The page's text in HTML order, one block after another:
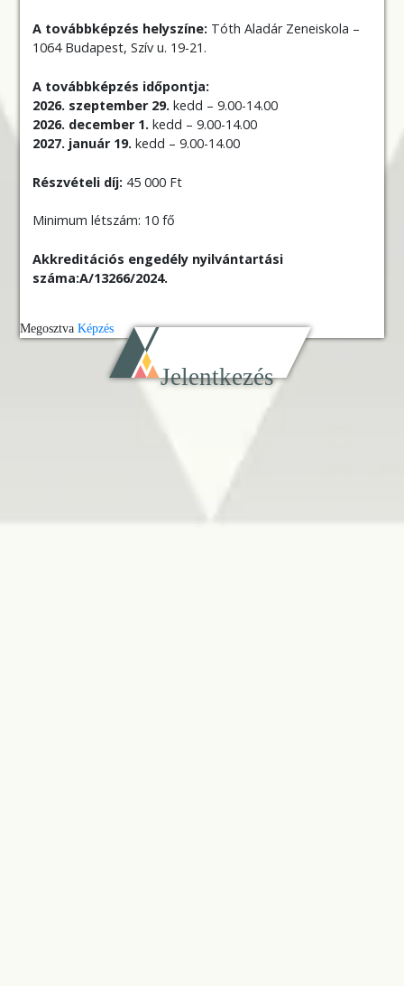
A továbbképzés helyszíne: Tóth Aladár Zeneiskola –
1064 Budapest, Szív u. 19-21.
A továbbképzés időpontja:
2026. szeptember 29. kedd – 9.00-14.00
2026. december 1. kedd – 9.00-14.00
2027. január 19. kedd – 9.00-14.00
Részvételi díj: 45 000 Ft
Minimum létszám: 10 fő
Akkreditációs engedély nyilvántartási
száma:A/13266/2024.
Jelentkezés
MegosztvaKépzés